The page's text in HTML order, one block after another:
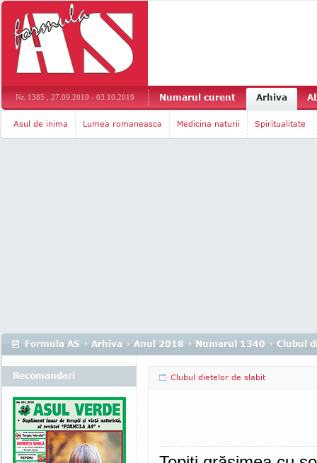
Nr. 1385 , 27.09.2019 - 03.10.2019 Numarul curent Arhiva
Asul de inima Lumea romaneasca Medicina naturii Spiritualitate
Formula AS › Arhiva › Anul 2018 › Numarul 1340 › Clubul
Clubul dietelor de slabit
Recomandari